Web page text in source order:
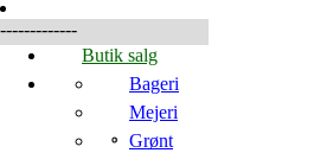
-------------
Butik salg
Bageri
Mejeri
Grønt